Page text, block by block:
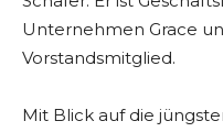
Unternehmen Grace
Vorstandsmitglied.
Mit Blick auf die